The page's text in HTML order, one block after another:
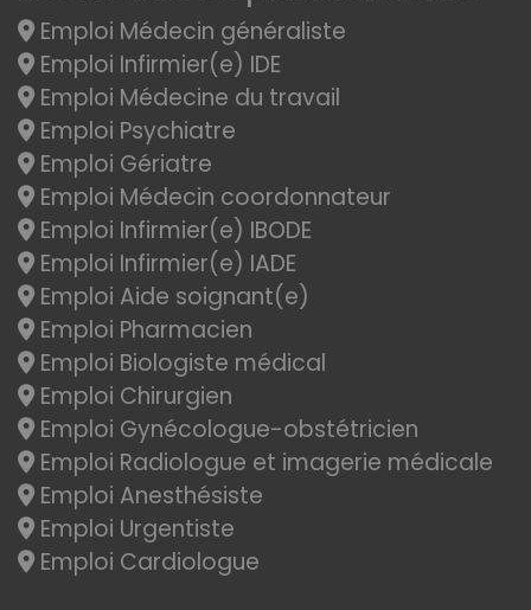
Emploi Médecin généraliste
Emploi Infirmier(e) IDE
Emploi Médecine du travail
Emploi Psychiatre
Emploi Gériatre
Emploi Médecin coordonnateur
Emploi Infirmier(e) IBODE
Emploi Infirmier(e) IADE
Emploi Aide soignant(e)
Emploi Pharmacien
Emploi Biologiste médical
Emploi Chirurgien
Emploi Gynécologue-obstétricien
Emploi Radiologue et imagerie médicale
Emploi Anesthésiste
Emploi Urgentiste
Emploi Cardiologue